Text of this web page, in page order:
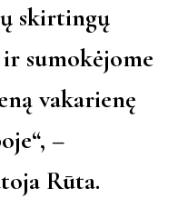
skirtingų
sumokėjome
vakarienę
–
Rūta.